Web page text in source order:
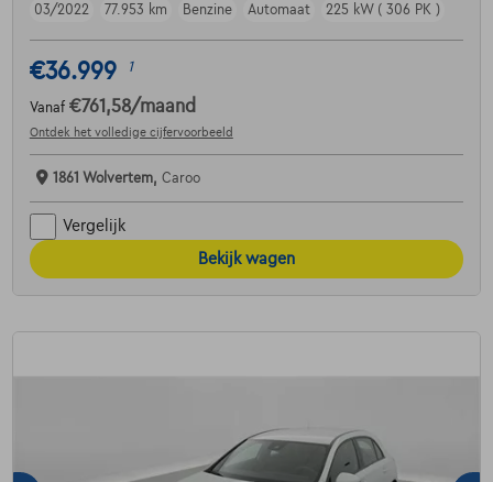
03/2022
77.953 km Benzine Automaat 225 kW ( 306 PK )
€36.999 1
Vanaf €761,58/maand
Ontdek het volledige cijfervoorbeeld
1861 Wolvertem, Caroo
Vergelijk
Bekijk wagen